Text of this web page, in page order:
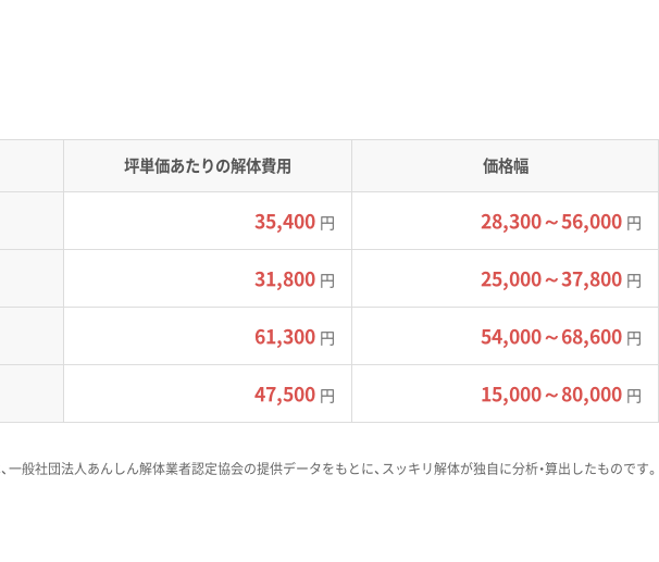
、海を埋め立てて拡張した歴史があるため地盤が非常に軟弱で、地震による深刻な
す。また、中島・田鶴浜の山間部では急斜面を背にした家屋が多く、土砂災害警戒区
なくありません。
旧城下町エリアには、かつて防衛目的で意図的に作られた狭い道や、鍵型に曲がっ
も残っています。このため、4t以上の大型トラックが入れない現場が数多くありま
造（鉄筋コンクリート造）の建物を解体する場合、地中に残った支持杭の処理に追
す。狭い道では重機が使えず手作業での解体になるため人件費が高くなります。
、雪下ろし作業や積雪で道幅がさらに狭まることによる運搬費の増加も見込まれま
坪単価あたりの解体費用 価格幅
35,400 円 28,300～56,000 円
31,800 円 25,000～37,800 円
61,300 円 54,000～68,600 円
47,500 円 15,000～80,000 円
一般社団法人あんしん解体業者認定協会の提供データをもとに、スッキリ解体が独自に分析・算出したものです。